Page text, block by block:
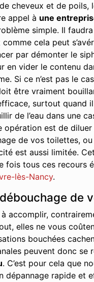
cheveux et de
appel à une
simple. Il
cela peut
par démonter le
vider le contenu
Si ce n’est pas le
être vraiment
surtout quand
de l’eau dans une
est de
de vos toilettes,
est aussi limitée.
fois tous ces recours
lès-Nancy.
de
accomplir,
elles ne vous
bouchées
peuvent donc
. C’est pour cela que
rapide et